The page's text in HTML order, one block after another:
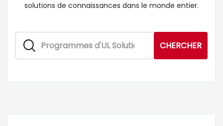
solutions de connaissances dans le monde entier.
CHERCHER